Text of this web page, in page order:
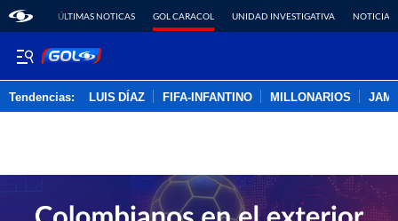
ÚLTIMAS NOTICAS GOL CARACOL UNIDAD INVESTIGATIVA NOTICIAS
Tendencias: LUIS DÍAZ FIFA-INFANTINO MILLONARIOS